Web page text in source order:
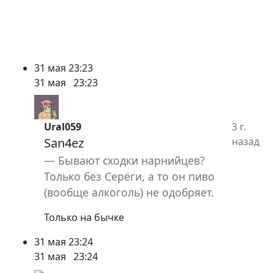
31 мая 23:23
31 мая 23:23
Ural059
San4ez
Бывают сходки нарнийцев?
Только без Серёги, а то он пиво
(вообще алкоголь) не одобряет.
Только на бычке
3 г.
назад
31 мая 23:24
31 мая 23:24